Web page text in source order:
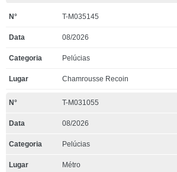
T-M035145
08/2026
Pelúcias
Chamrousse Recoin
T-M031055
08/2026
Pelúcias
Métro